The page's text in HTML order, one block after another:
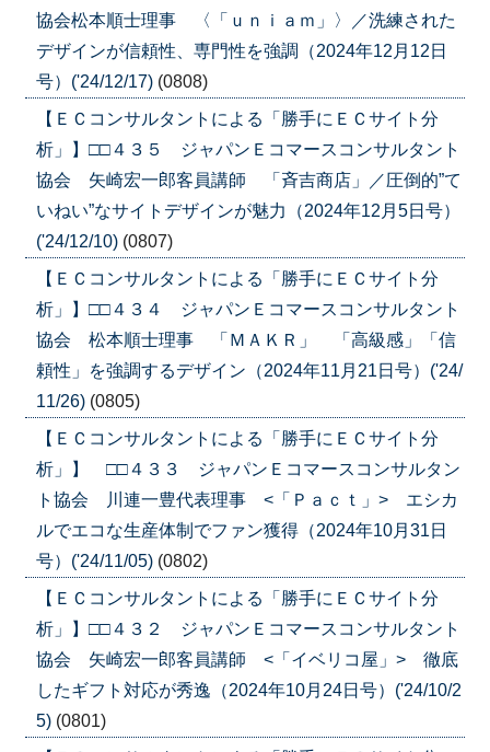
協会松本順士理事 〈「ｕｎｉａｍ」〉／洗練された
デザインが信頼性、専門性を強調（2024年12月12日
号）('24/12/17) (0808)
【ＥＣコンサルタントによる「勝手にＥＣサイト分
析」】□□４３５ ジャパンＥコマースコンサルタント
協会 矢崎宏一郎客員講師 「斉吉商店」／圧倒的”て
いねい”なサイトデザインが魅力（2024年12月5日号）
('24/12/10) (0807)
【ＥＣコンサルタントによる「勝手にＥＣサイト分
析」】□□４３４ ジャパンＥコマースコンサルタント
協会 松本順士理事 「ＭＡＫＲ」 「高級感」「信
頼性」を強調するデザイン（2024年11月21日号）('24/
11/26) (0805)
【ＥＣコンサルタントによる「勝手にＥＣサイト分
析」】 □□４３３ ジャパンＥコマースコンサルタン
ト協会 川連一豊代表理事 <「Ｐａｃｔ」> エシカ
ルでエコな生産体制でファン獲得（2024年10月31日
号）('24/11/05) (0802)
【ＥＣコンサルタントによる「勝手にＥＣサイト分
析」】□□４３２ ジャパンＥコマースコンサルタント
協会 矢崎宏一郎客員講師 <「イベリコ屋」> 徹底
したギフト対応が秀逸（2024年10月24日号）('24/10/2
5) (0801)